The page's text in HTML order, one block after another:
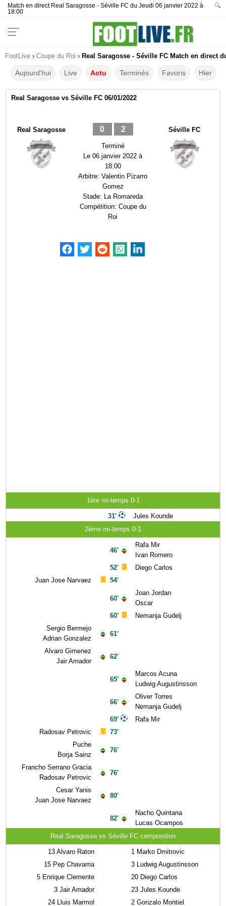
Match en direct Real Saragosse - Séville FC du Jeudi 06 janvier 2022 à
18:00
🔍
FootLive › Coupe du Roi › Real Saragosse - Séville FC Match en direct
Aujourd'hui Live Actu Terminés Favoris Hier
Real Saragosse vs Séville FC 06/01/2022
Real Saragosse 0 2
Terminé
Le06 janvier 2022 à
18:00
Arbitre:Valentin Pizarro
Gomez
Stade: La Romareda
Compétition: Coupe du
Roi
Séville FC
1ère mi-temps 0-1
31'
Jules Kounde
2ème mi-temps 0-1
Juan Jose Narvaez
Sergio Bermejo
Adrian Gonzalez
Alvaro Gimenez
Jair Amador
Radosav Petrovic
Puche
Borja Sainz
Francho Serrano Gracia
Radosav Petrovic
Cesar Yanis
Juan Jose Narvaez
46'
52'
54'
60'
60'
61'
62'
65'
66'
69'
73'
76'
76'
80'
82'
Rafa Mir
Ivan Romero
Diego Carlos
Joan Jordan
Oscar
Nemanja Gudelj
Marcos Acuna
Ludwig Augustinsson
Oliver Torres
Nemanja Gudelj
Rafa Mir
Nacho Quintana
Lucas Ocampos
Real Saragosse vs Séville FC composition
13 Alvaro Raton
15 Pep Chavarria
5 Enrique Clemente
3 Jair Amador
24 Lluis Marmol
1 Marko Dmitrovic
3 Ludwig Augustinsson
20 Diego Carlos
23 Jules Kounde
2 Gonzalo Montiel